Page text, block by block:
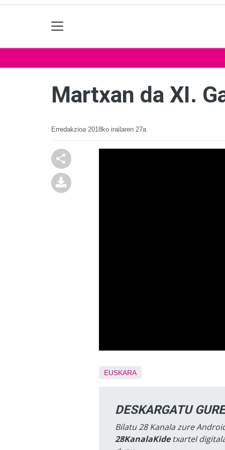
Martxan da XI.
Erredakzioa 2018ko irailaren 27a
EUSKARA
DESKARGATU
Bilatu 28 Kanala zure
28KanalaKidetxartel